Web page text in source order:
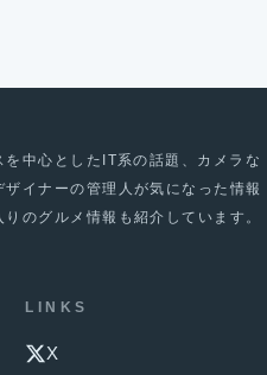
を中心としたIT系の話題、カメラな
イナーの管理人が気になった情報
のグルメ情報も紹介しています。
LINKS
X